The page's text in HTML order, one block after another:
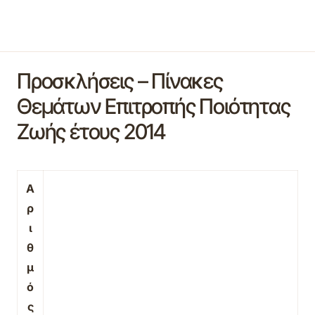
Προσκλήσεις – Πίνακες
Θεμάτων Επιτροπής Ποιότητας
Ζωής έτους 2014
Α
ρ
ι
θ
μ
ό
ς